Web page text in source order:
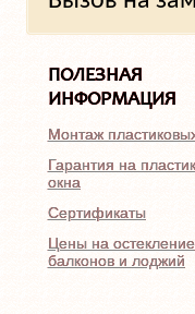
ПОЛЕЗНАЯ
ИНФОРМАЦИЯ
Монтаж
Гарантия на
окна
Сертификаты
Цены на остекление
балконов и лоджий